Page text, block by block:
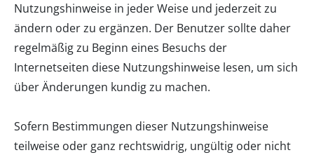
Nutzungshinweise in jeder Weise und jederzeit zu
ändern oder zu ergänzen. Der Benutzer sollte daher
regelmäßig zu Beginn eines Besuchs der
Internetseiten diese Nutzungshinweise lesen, um sich
über Änderungen kundig zu machen.
Sofern Bestimmungen dieser Nutzungshinweise
teilweise oder ganz rechtswidrig, ungültig oder nicht